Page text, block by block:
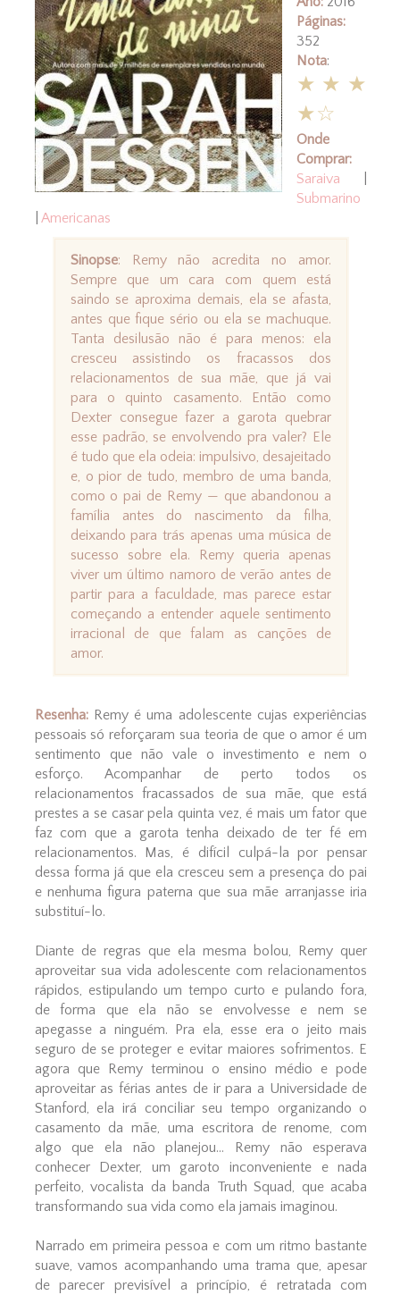
Páginas:
352
Nota:
★★★
★☆
Onde
Comprar:
Saraiva
Submarino
Americanas
Sinopse: Remy não acredita no amor.
Sempre que um cara com quem está
saindo se aproxima demais, ela se afasta,
antes que fique sério ou ela se machuque.
Tanta desilusão não é para menos: ela
cresceu assistindo os fracassos dos
relacionamentos de sua mãe, que já vai
para o quinto casamento. Então como
Dexter consegue fazer a garota quebrar
esse padrão, se envolvendo pra valer? Ele
é tudo que ela odeia: impulsivo, desajeitado
e, o pior de tudo, membro de uma banda,
como o pai de Remy — que abandonou a
família antes do nascimento da filha,
deixando para trás apenas uma música de
sucesso sobre ela. Remy queria apenas
viver um último namoro de verão antes de
partir para a faculdade, mas parece estar
começando a entender aquele sentimento
irracional de que falam as canções de
amor.
Resenha: Remy é uma adolescente cujas experiências
pessoais só reforçaram sua teoria de que o amor é um
sentimento que não vale o investimento e nem o
esforço. Acompanhar de perto todos os
relacionamentos fracassados de sua mãe, que está
prestes a se casar pela quinta vez, é mais um fator que
faz com que a garota tenha deixado de ter fé em
relacionamentos. Mas, é difícil culpá-la por pensar
dessa forma já que ela cresceu sem a presença do pai
e nenhuma figura paterna que sua mãe arranjasse iria
substituí-lo.
Diante de regras que ela mesma bolou, Remy quer
aproveitar sua vida adolescente com relacionamentos
rápidos, estipulando um tempo curto e pulando fora,
de forma que ela não se envolvesse e nem se
apegasse a ninguém. Pra ela, esse era o jeito mais
seguro de se proteger e evitar maiores sofrimentos. E
agora que Remy terminou o ensino médio e pode
aproveitar as férias antes de ir para a Universidade de
Stanford, ela irá conciliar seu tempo organizando o
casamento da mãe, uma escritora de renome, com
algo que ela não planejou... Remy não esperava
conhecer Dexter, um garoto inconveniente e nada
perfeito, vocalista da banda Truth Squad, que acaba
transformando sua vida como ela jamais imaginou.
Narrado em primeira pessoa e com um ritmo bastante
suave, vamos acompanhando uma trama que, apesar
de parecer previsível a princípio, é retratada com